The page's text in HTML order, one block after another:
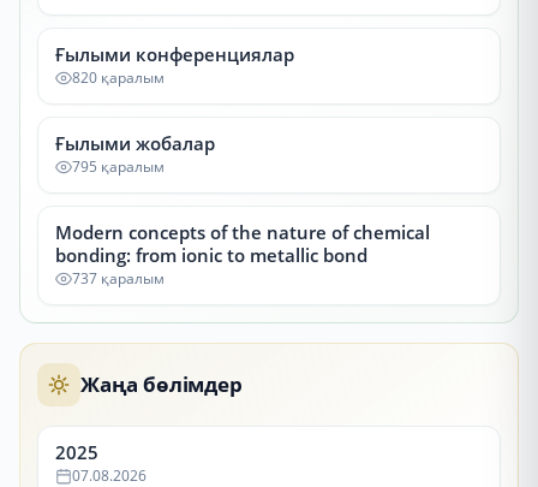
Ғылыми конференциялар
820 қаралым
Ғылыми жобалар
795 қаралым
Modern concepts of the nature of chemical
bonding: from ionic to metallic bond
737 қаралым
Жаңа бөлімдер
2025
07.08.2026